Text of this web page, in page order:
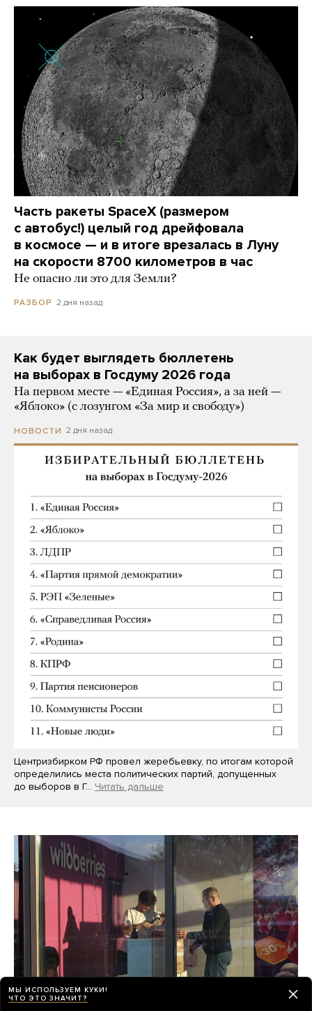
Часть ракеты SpaceX (размером
с автобус!) целый год дрейфовала
в космосе — и в итоге врезалась в Луну
на скорости 8700 километров в час
Не опасно ли это для Земли?
РАЗБОР 2 дня назад
Как будет выглядеть бюллетень
на выборах в Госдуму 2026 года
На первом месте — «Единая Россия», а за ней —
«Яблоко» (с лозунгом «За мир и свободу»)
НОВОСТИ 2 дня назад
Центризбирком РФ провел жеребьевку, по итогам которой
определились места политических партий, допущенных
до выборов в Г… Читать дальше
МЫ ИСПОЛЬЗУЕМ КУКИ!
ЧТО ЭТО ЗНАЧИТ?